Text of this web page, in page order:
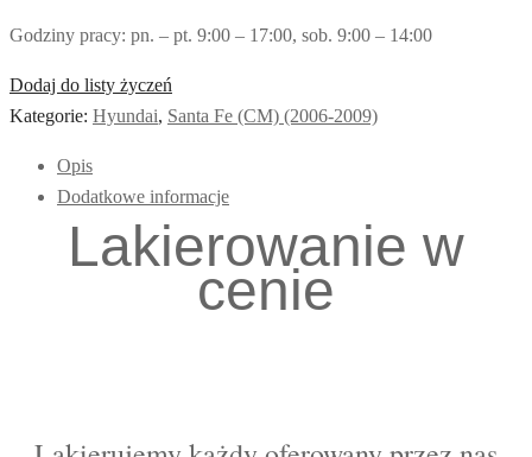
Godziny pracy: pn. – pt. 9:00 – 17:00, sob. 9:00 – 14:00
Dodaj do listy życzeń
Kategorie: Hyundai, Santa Fe (CM) (2006-2009)
Opis
Dodatkowe informacje
Lakierowanie w
cenie